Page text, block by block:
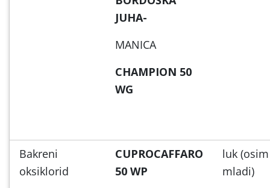
JUHA-
MANICA
CHAMPION 50
WG
Bakreni
oksiklorid
CUPROCAFFARO
50 WP
luk (osim
mladi)